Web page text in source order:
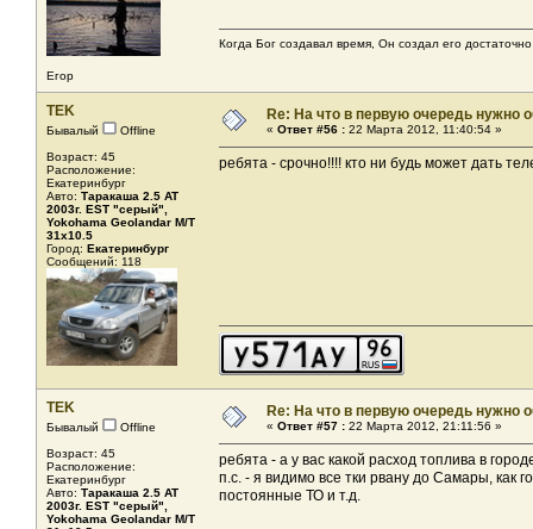
Егор
Когда Бог создавал время, Он создал его достаточно
TEK
Бывалый
Offline
Возраст: 45
Расположение:
Екатеринбург
Авто: Таракаша 2.5 AT
2003г. EST "серый",
Yokohama Geolandar M/T
31x10.5
Город: Екатеринбург
Сообщений: 118
Re: На что в первую очередь нужно
« Ответ #56 : 22 Марта 2012, 11:40:54 »
ребята - срочно!!!! кто ни будь может дать
TEK
Бывалый
Offline
Возраст: 45
Расположение:
Екатеринбург
Авто: Таракаша 2.5 AT
2003г. EST "серый",
Yokohama Geolandar M/T
Re: На что в первую очередь нужно
« Ответ #57 : 22 Марта 2012, 21:11:56 »
ребята - а у вас какой расход топлива в
п.с. - я видимо все тки рвану до Самары, как
постоянные ТО и т.д.